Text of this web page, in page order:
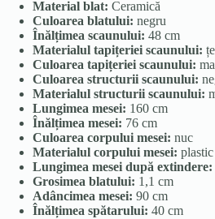
Material blat: Ceramică
Culoarea blatului: negru
Înălțimea scaunului: 48 cm
Materialul tapițeriei scaunului:
Culoarea tapițeriei scaunului:
Culoarea structurii scaunului:
Materialul structurii scaunului:
Lungimea mesei: 160 cm
Înălțimea mesei: 76 cm
Culoarea corpului mesei: nuc
Materialul corpului mesei: plastic
Lungimea mesei după extindere:
Grosimea blatului: 1,1 cm
Adâncimea mesei: 90 cm
Înălțimea spătarului: 40 cm